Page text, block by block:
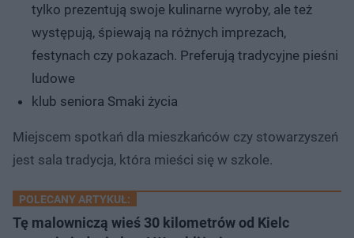
tylko prezentują swoje kulinarne wyroby, ale też
występują, śpiewają na różnych imprezach,
festynach czy pokazach. Preferują tradycyjne pieśni
ludowe
klub seniora Smaki życia
Miejscem spotkań dla mieszkańców czy stowarzyszeń
jest sala tradycja, która mieści się w szkole.
POLECANY ARTYKUŁ:
Tę malowniczą wieś 30 kilometrów od Kielc